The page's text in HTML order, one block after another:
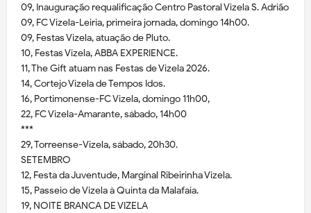
09, Inauguração requalificação Centro Pastoral Vizela S. Adrião
09, FC Vizela-Leiria, primeira jornada, domingo 14h00.
09, Festas Vizela, atuação de Pluto.
10, Festas Vizela, ABBA EXPERIENCE.
11, The Gift atuam nas Festas de Vizela 2026.
14, Cortejo Vizela de Tempos Idos.
16, Portimonense-FC Vizela, domingo 11h00,
22, FC Vizela-Amarante, sábado, 14h00
***
29, Torreense-Vizela, sábado, 20h30.
SETEMBRO
12, Festa da Juventude, Marginal Ribeirinha Vizela.
15, Passeio de Vizela à Quinta da Malafaia.
19, NOITE BRANCA DE VIZELA